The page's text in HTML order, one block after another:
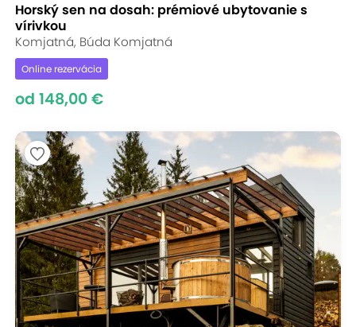
Horský sen na dosah: prémiové ubytovanie s
vírivkou
Komjatná, Búda Komjatná
Online rezervácia
od 148,00 €